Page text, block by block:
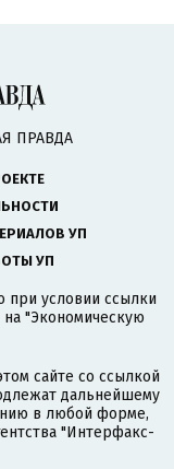
ПРАВДА
УП
УП
при условии ссылки
"Экономическую
сайте со ссылкой
дальнейшему
в любой форме,
"Интерфакс-